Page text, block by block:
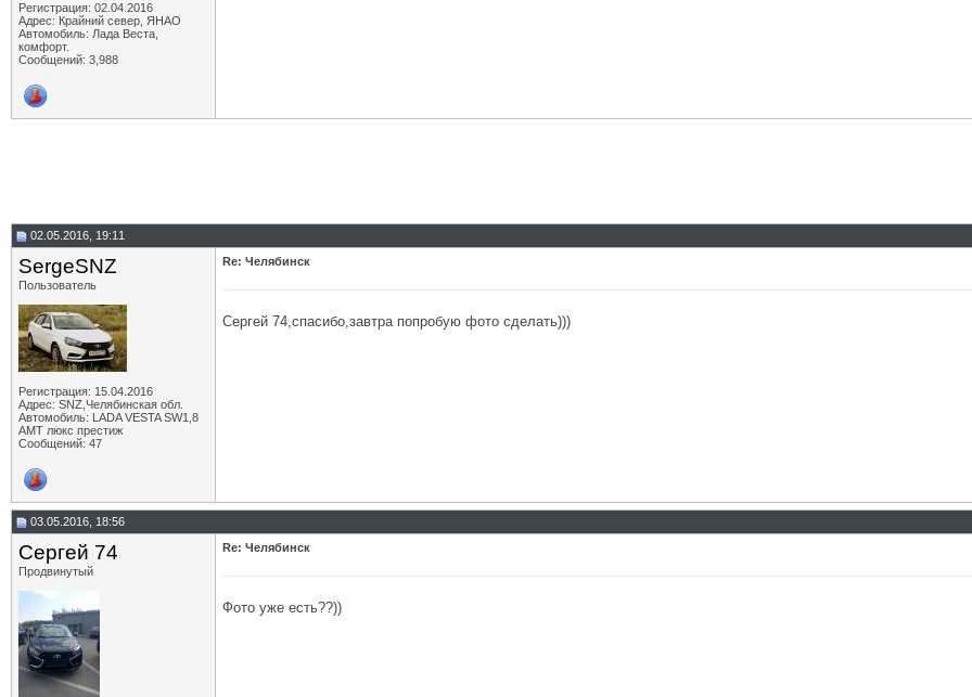
Регистрация: 02.04.2016
Адрес: Крайний север, ЯНАО
Автомобиль: Лада Веста,
комфорт.
Сообщений: 3,988
02.05.2016, 19:11
SergeSNZ
Пользователь
Регистрация: 15.04.2016
Адрес: SNZ,Челябинская обл.
Автомобиль: LADA VESTA SW1,8
AMT люкс престиж
Сообщений: 47
Re: Челябинск
Сергей 74,спасибо,завтра попробую фото сделать)))
03.05.2016, 18:56
Сергей 74
Продвинутый
Re: Челябинск
Фото уже есть??))